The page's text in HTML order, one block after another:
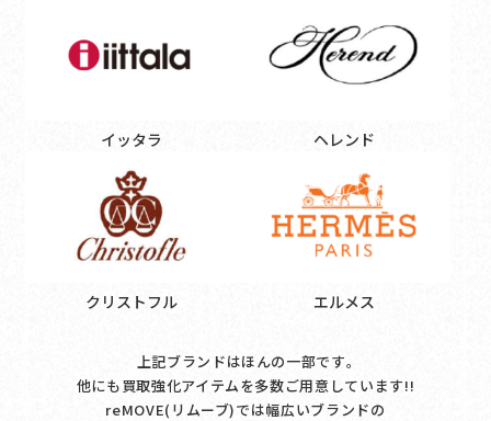
イッタラ ヘレンド
クリストフル エルメス
上記ブランドはほんの一部です｡
他にも買取強化アイテムを多数ご用意しています!!
reMOVE(リムーブ)では幅広いブランドの